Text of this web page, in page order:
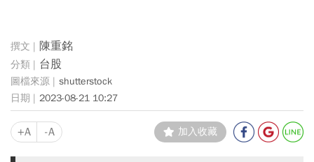
陳重銘
台股
shutterstock
2023-08-21 10:27
+A -A 加入收藏